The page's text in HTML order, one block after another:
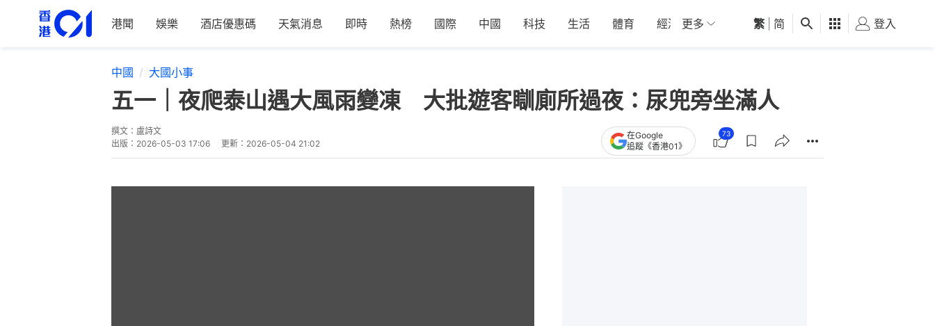
港聞 娛樂 酒店優惠碼 天氣消息 即時 熱榜 國際 中國 科技 生活 體育 經濟 01深圳 觀點 健康 好食玩飛
更多 繁 简 登入
中國 大國小事
五一｜夜爬泰山遇大風雨變凍 大批遊客瞓廁所過夜：尿兜旁坐滿人
撰文： 盧詩文
出版： 2026-05-03 17:06 更新： 2026-05-04 21:02
在Google
追蹤《香港01》
73